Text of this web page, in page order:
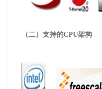
（二）支持的CPU架构